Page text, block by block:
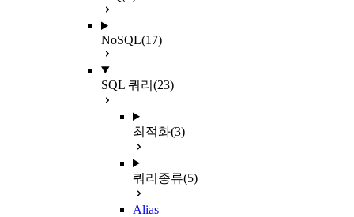
NoSQL(17)
SQL 쿼리 (23)
최적화(3)
쿼리종류(5)
Alias